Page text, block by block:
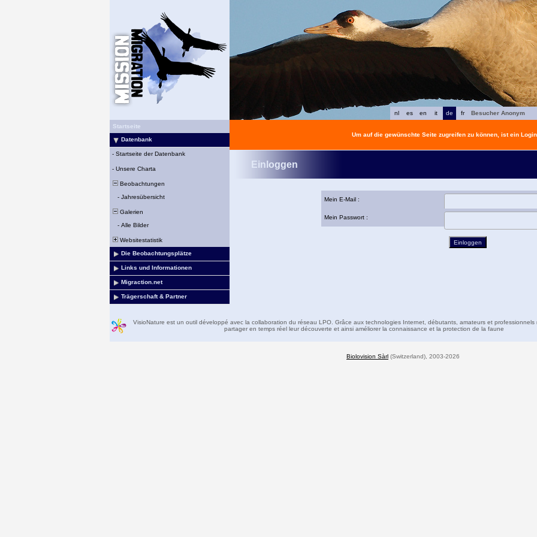
fr
de
it
en
es
nl
Besucher Anonym
Startseite
Datenbank
- Startseite der Datenbank
- Unsere Charta
Beobachtungen
- Jahresübersicht
Galerien
- Alle Bilder
Websitestatistik
Die Beobachtungsplätze
Links und Informationen
Migraction.net
Trägerschaft & Partner
Um auf die gewünschte Seite zugreifen zu können, ist ein
Einloggen
Mein E-Mail :
Mein Passwort :
VisioNature est un outil développé avec la collaboration du réseau LPO. Grâce aux technologies Internet, débutants, amateurs et professionnels
partager en temps réel leur découverte et ainsi améliorer la connaissance et la protection de la faune
Biolovision Sàrl (Switzerland), 2003-2026